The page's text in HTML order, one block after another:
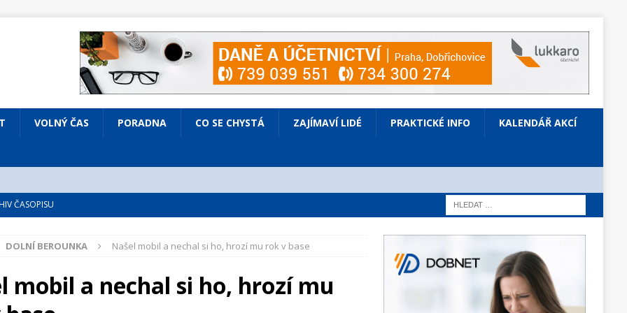
VOLNÝ ČAS PORADNA CO SE CHYSTÁ ZAJÍMAVÍ LIDÉ PRAKTICKÉ INFO KALENDÁŘ AKCÍ
ČASOPISU
VOLNÝ ČAS
Prodaná nevěsta
KULTURA
DOLNÍ BEROUNKA Našel mobil a nechal si ho, hrozí mu rok v base
mobil a nechal si ho, hrozí mu